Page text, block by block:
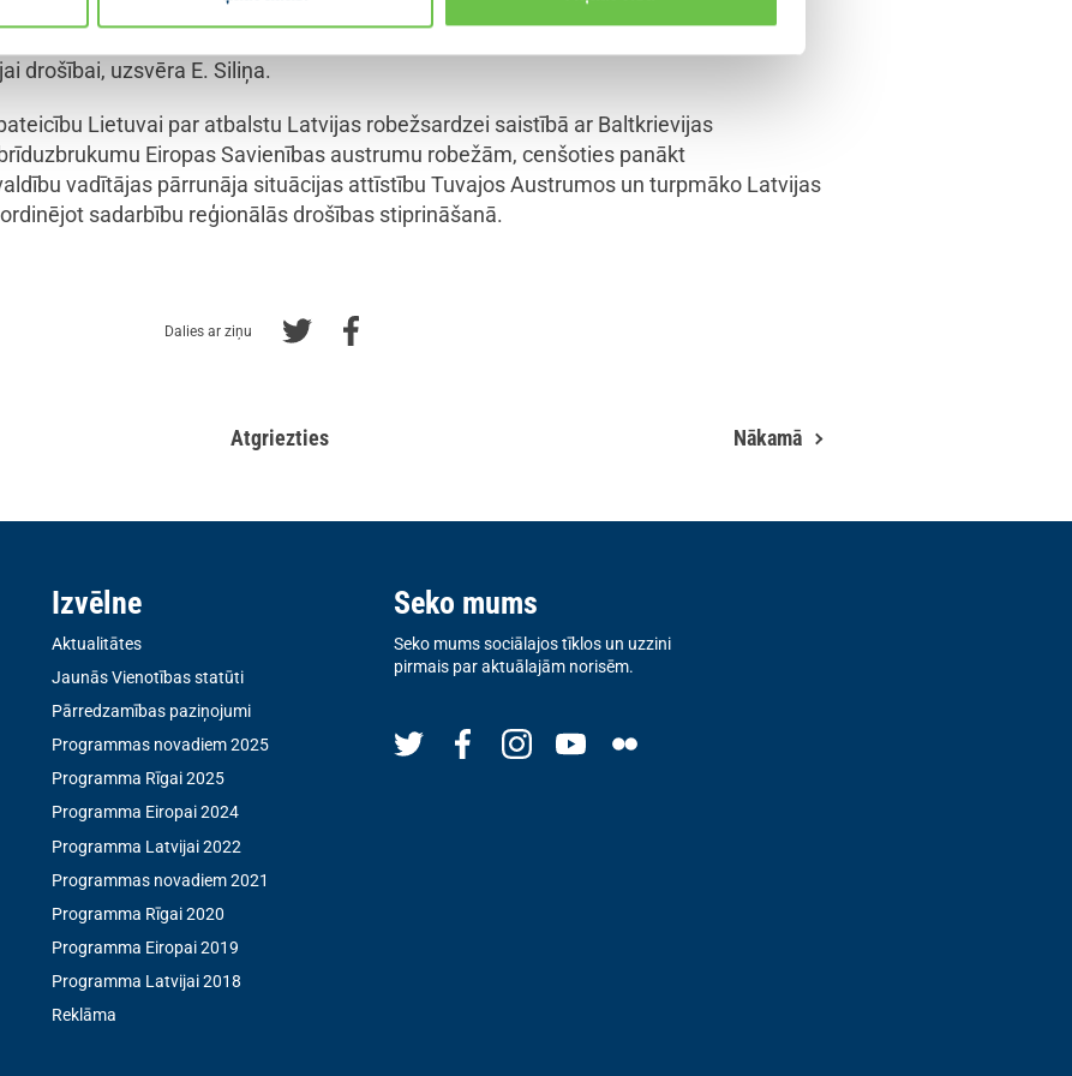
Ukrainas atbalstītājām tās cīņā pret Krievijas iebrukumu un turpinās sniegt
veida atbalstu Ukrainai tik ilgi, cik tas būs nepieciešams. Krievija turpina radīt
drošībai, uzsvēra E. Siliņa.
Lietuvai par atbalstu Latvijas robežsardzei saistībā ar Baltkrievijas
Eiropas Savienības austrumu robežām, cenšoties panākt
vadītājas pārrunāja situācijas attīstību Tuvajos Austrumos un turpmāko Latvijas
sadarbību reģionālās drošības stiprināšanā.
Dalies ar ziņu
Atgriezties Nākamā
Izvēlne
Aktualitātes
Jaunās Vienotības statūti
Pārredzamības paziņojumi
Programmas novadiem 2025
Programma Rīgai 2025
Programma Eiropai 2024
Programma Latvijai 2022
Programmas novadiem 2021
Programma Rīgai 2020
Programma Eiropai 2019
Programma Latvijai 2018
Reklāma
Seko mums
Seko mums sociālajos tīklos un uzzini
pirmais par aktuālajām norisēm.